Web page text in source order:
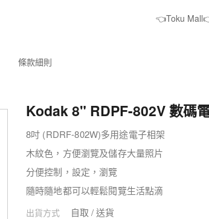
👈Toku
條款細則
Kodak 8" RDPF-802V 數碼
8吋 (RDRF-802W)多用途電子相架
木紋色，方便瀏覽及儲存大量照片
分便控制，設定，瀏覽
隨時隨地都可以輕鬆閱覽生活點滴
出貨方式 自取 / 送貨